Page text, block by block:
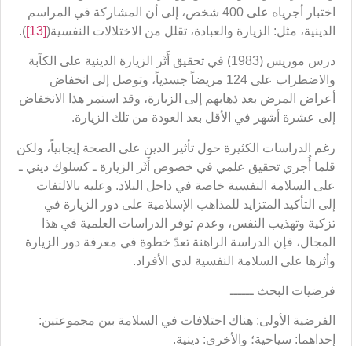
اختبار أجرياه على 400 شخص، إلى أن المشاركة في المراسم
الدينية، مثل: الزيارة والعبادة، تقلل من الاختلالات النفسية([13]
).
درس موريس (1983) في تحقيق أَثَر الزيارة الدينية على الكآبة
والاضطراب على 124 مريضاً جسدياً، وتوصل إلى انخفاض
أعراض المرض بعد ذهابهم إلى الزيارة، وقد استمر هذا الانخفاض
إلى عشرة أشهر في الأقل بعد العودة من تلك الزيارة.
رغم الدراسات الكثيرة حول تأثير الدين على الصحة إيجابياً، ولكن
قلما أُجري تحقيق علمي في خصوص أَثَر الزيارة ـ كسلوك ديني ـ
على السلامة النفسية خاصة في داخل البلاد. وعليه بالالتفات
إلى التأكيد المتزايد للمذاهب الإسلامية على دور الزيارة في
تزكية وتهذيب النفس، وعدم توفر الدراسات العلمية في هذا
المجال، فإن الدراسة الراهنة تعدّ خطوة في معرفة دور الزيارة
وأثرها على السلامة النفسية لدى الأفراد.
فرضيات البحث ــــــ
الفرضية الأولى: هناك اختلافات في السلامة بين مجموعتين:
إحداهما: سياحية؛ والأخرى: دينية.